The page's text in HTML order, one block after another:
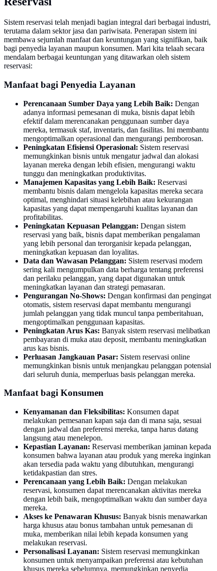
Sistem reservasi telah menjadi bagian integral dari berbagai industri,
terutama dalam sektor jasa dan pariwisata. Penerapan sistem ini
membawa sejumlah manfaat dan keuntungan yang signifikan, baik
bagi penyedia layanan maupun konsumen. Mari kita telaah secara
mendalam berbagai keuntungan yang ditawarkan oleh sistem
reservasi:
Manfaat bagi Penyedia Layanan
Perencanaan Sumber Daya yang Lebih Baik: Dengan
adanya informasi pemesanan di muka, bisnis dapat lebih
efektif dalam merencanakan penggunaan sumber daya
mereka, termasuk staf, inventaris, dan fasilitas. Ini membantu
mengoptimalkan operasional dan mengurangi pemborosan.
Peningkatan Efisiensi Operasional: Sistem reservasi
memungkinkan bisnis untuk mengatur jadwal dan alokasi
layanan mereka dengan lebih efisien, mengurangi waktu
tunggu dan meningkatkan produktivitas.
Manajemen Kapasitas yang Lebih Baik: Reservasi
membantu bisnis dalam mengelola kapasitas mereka secara
optimal, menghindari situasi kelebihan atau kekurangan
kapasitas yang dapat mempengaruhi kualitas layanan dan
profitabilitas.
Peningkatan Kepuasan Pelanggan: Dengan sistem
reservasi yang baik, bisnis dapat memberikan pengalaman
yang lebih personal dan terorganisir kepada pelanggan,
meningkatkan kepuasan dan loyalitas.
Data dan Wawasan Pelanggan: Sistem reservasi modern
sering kali mengumpulkan data berharga tentang preferensi
dan perilaku pelanggan, yang dapat digunakan untuk
meningkatkan layanan dan strategi pemasaran.
Pengurangan No-Shows: Dengan konfirmasi dan pengingat
otomatis, sistem reservasi dapat membantu mengurangi
jumlah pelanggan yang tidak muncul tanpa pemberitahuan,
mengoptimalkan penggunaan kapasitas.
Peningkatan Arus Kas: Banyak sistem reservasi melibatkan
pembayaran di muka atau deposit, membantu meningkatkan
arus kas bisnis.
Perluasan Jangkauan Pasar: Sistem reservasi online
memungkinkan bisnis untuk menjangkau pelanggan potensial
dari seluruh dunia, memperluas basis pelanggan mereka.
Manfaat bagi Konsumen
Kenyamanan dan Fleksibilitas: Konsumen dapat
melakukan pemesanan kapan saja dan di mana saja, sesuai
dengan jadwal dan preferensi mereka, tanpa harus datang
langsung atau menelepon.
Kepastian Layanan: Reservasi memberikan jaminan kepada
konsumen bahwa layanan atau produk yang mereka inginkan
akan tersedia pada waktu yang dibutuhkan, mengurangi
ketidakpastian dan stres.
Perencanaan yang Lebih Baik: Dengan melakukan
reservasi, konsumen dapat merencanakan aktivitas mereka
dengan lebih baik, mengoptimalkan waktu dan sumber daya
mereka.
Akses ke Penawaran Khusus: Banyak bisnis menawarkan
harga khusus atau bonus tambahan untuk pemesanan di
muka, memberikan nilai lebih kepada konsumen yang
melakukan reservasi.
Personalisasi Layanan: Sistem reservasi memungkinkan
konsumen untuk menyampaikan preferensi atau kebutuhan
khusus mereka sebelumnya, memungkinkan penyedia